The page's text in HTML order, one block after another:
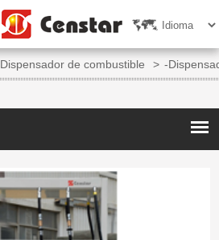
Dispensador de combustible > -